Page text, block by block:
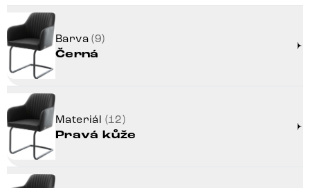
Barva(9)
Černá
Materiál (12)
Pravá kůže